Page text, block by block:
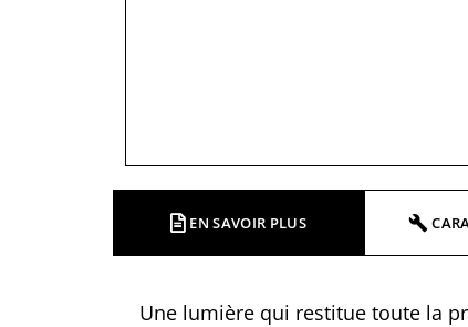
EN SAVOIR PLUS
Une lumière qui restitue toute la